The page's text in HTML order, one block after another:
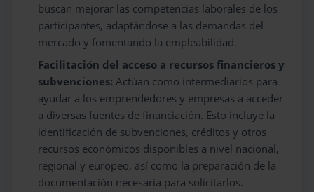
buscan mejorar las competencias laborales de los
participantes, adaptándose a las demandas del
mercado y fomentando la empleabilidad.
Facilitación del acceso a recursos financieros y
subvenciones: Actúan como intermediarios para
ayudar a los emprendedores y empresas a acceder
a diversas fuentes de financiación. Esto incluye la
identificación de subvenciones, créditos y otros
recursos económicos disponibles a nivel nacional,
regional y europeo, así como la preparación de la
documentación necesaria para solicitarlos.